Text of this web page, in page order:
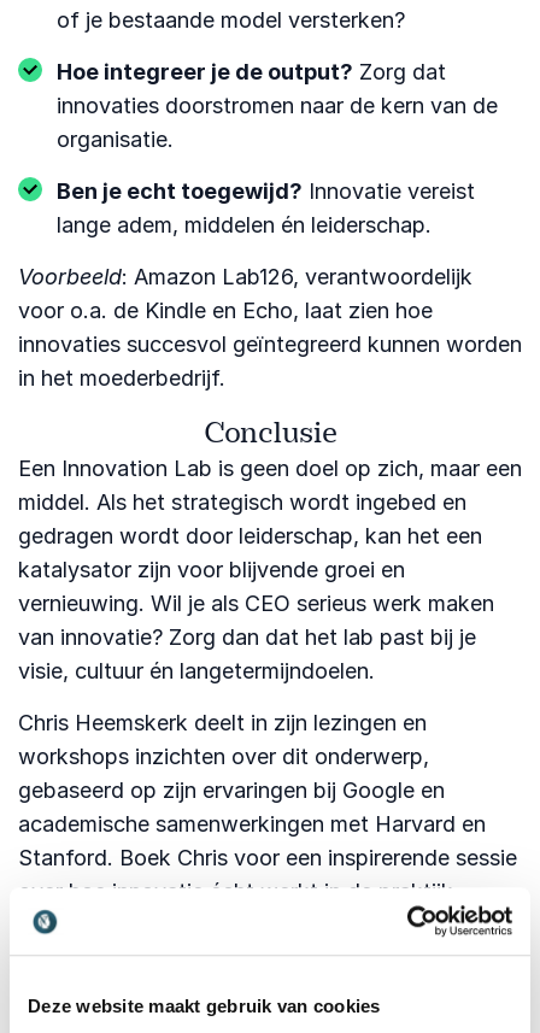
Deze website maakt gebruik van cookies
of je bestaande model versterken?
Hoe integreer je de output? Zorg dat
innovaties doorstromen naar de kern van de
organisatie.
Ben je echt toegewijd? Innovatie vereist
lange adem, middelen én leiderschap.
Voorbeeld: Amazon Lab126, verantwoordelijk
voor o.a. de Kindle en Echo, laat zien hoe
innovaties succesvol geïntegreerd kunnen worden
in het moederbedrijf.
Conclusie
Een Innovation Lab is geen doel op zich, maar een
middel. Als het strategisch wordt ingebed en
gedragen wordt door leiderschap, kan het een
katalysator zijn voor blijvende groei en
vernieuwing. Wil je als CEO serieus werk maken
van innovatie? Zorg dan dat het lab past bij je
visie, cultuur én langetermijndoelen.
Chris Heemskerk deelt in zijn lezingen en
workshops inzichten over dit onderwerp,
gebaseerd op zijn ervaringen bij Google en
academische samenwerkingen met Harvard en
Stanford. Boek Chris voor een inspirerende sessie
over hoe innovatie écht werkt in de praktijk.